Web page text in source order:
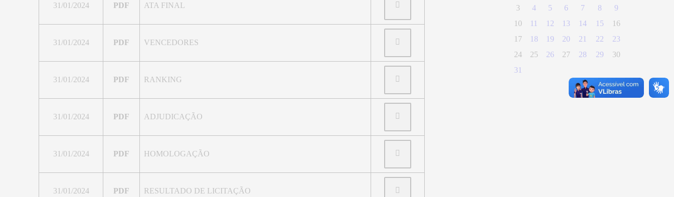
31/01/2024 PDF ATA FINAL
31/01/2024 PDF VENCEDORES
31/01/2024 PDF RANKING
31/01/2024 PDF ADJUDICAÇÃO
31/01/2024 PDF HOMOLOGAÇÃO
31/01/2024 PDF RESULTADO DE LICITAÇÃO
3
4 5 6 7 8
9
10
11 12 13 14 15
16
17
18 19 20 21 22
23
24
25 26 27 28 29
30
31